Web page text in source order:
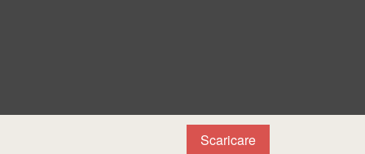
Scaricare